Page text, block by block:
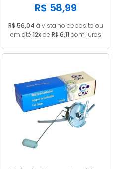
R$ 58,99
R$ 56,04 à vista no deposito ou
em até 12xde R$ 6,11 com juros